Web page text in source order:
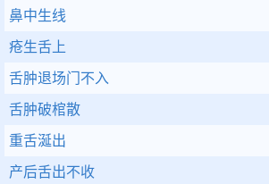
鼻中生线
疮生舌上
舌肿退场门不入
舌肿破棺散
重舌涎出
产后舌出不收